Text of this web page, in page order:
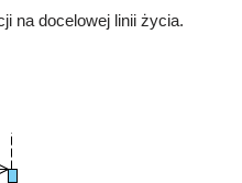
na docelowej linii życia.